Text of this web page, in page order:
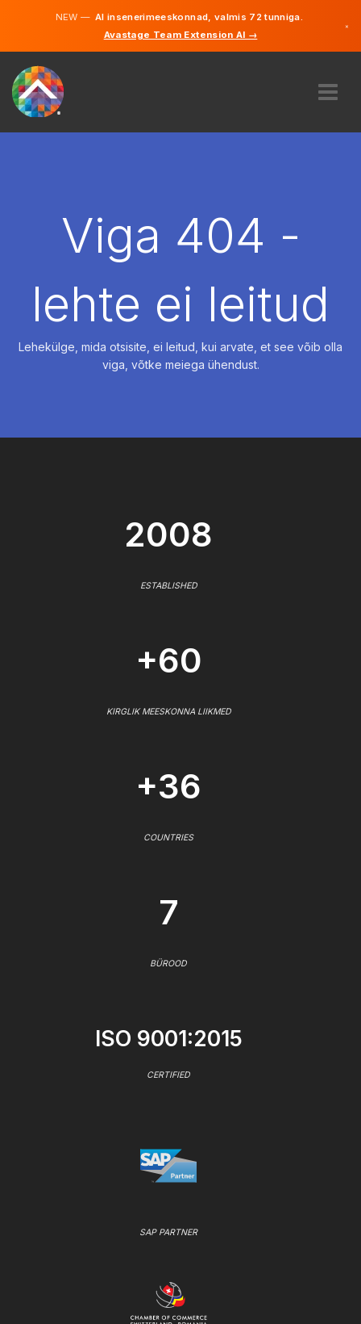
NEW —AI insenerimeeskonnad, valmis 72 tunniga.
Avastage Team Extension AI →
×
PALKAMAViga 404 -
lehte ei leitud
Lehekülge, mida otsisite, ei leitud, kui arvate, et see võib olla
viga, võtke meiega ühendust.
2008
ESTABLISHED
+60
KIRGLIK MEESKONNA LIIKMED
+36
COUNTRIES
7
BÜROOD
ISO 9001:2015
CERTIFIED
SAP PARTNER